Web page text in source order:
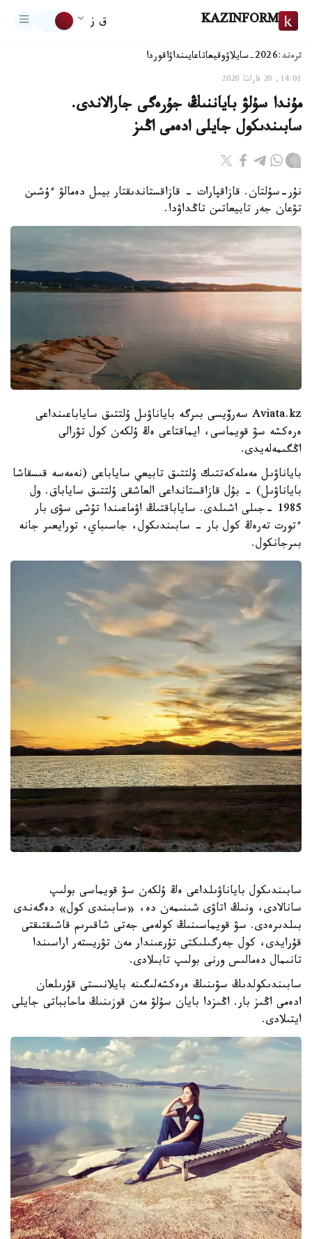
KAZINFORM ق ز
ترەند:2026-سايلاۋ وقيعاتاعايىنداۋاقوردا
14:01, 20 قاراشا 2020
مۇندا سۇلۋ باياننىڭ جۇرەگى جارالاندى.
سابىندىكول جايلى ادەمى اڭىز
نۇر-سۇلتان. قازاقپارات - قازاقستاندىقتار بيىل دەمالۋ ءۇشىن
تۋعان جەر تابيعاتىن تاڭداۋدا.
Aviata.kz سەرۆيسى بىرگە باياناۋىل ۇلتتىق ساياباعىنداعى
ەرەكشە سۋ قويماسى، ايماقتاعى ەڭ ۇلكەن كول تۋرالى
اڭگىمەلەيدى.
باياناۋىل مەملەكەتتىك ۇلتتىق تابيعي ساياباعى (نەمەسە قىسقاشا
باياناۋىل) - بۇل قازاقستانداعى العاشقى ۇلتتىق ساياباق. ول
1985 -جىلى اشىلدى. ساياباقتىڭ اۋماعىندا تۇشى سۋى بار
ءتورت تەرەڭ كول بار - سابىندىكول، جاسىباي، تورايعىر جانە
بىرجانكول.
سابىندىكول باياناۋىلداعى ەڭ ۇلكەن سۋ قويماسى بولىپ
سانالادى، ونىڭ اتاۋى شىنىمەن دە، «سابىندى كول» دەگەندى
بىلدىرەدى. سۋ قويماسىنىڭ كولەمى جەتى شاقىرىم قاشىقتىقتى
قۇرايدى، كول جەرگىلىكتى تۇرعىندار مەن تۋريستەر اراسىندا
تانىمال دەمالىس ورنى بولىپ تابىلادى.
سابىندىكولدىڭ سۋىنىڭ ەرەكشەلىگىنە بايلانىستى قۇرىلعان
ادەمى اڭىز بار. اڭىزدا بايان سۇلۋ مەن قوزىنىڭ ماحابباتى جايلى
ايتىلادى.